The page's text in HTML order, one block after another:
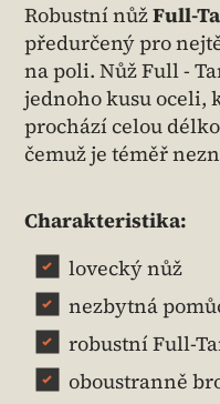
Robustní nůžFull-
předurčený pro
na poli. Nůž Full -
jednoho kusu oceli,
prochází celou
čemuž je téměř
Charakteristika:
lovecký nůž
nezbytná
robustní Full-
oboustranně